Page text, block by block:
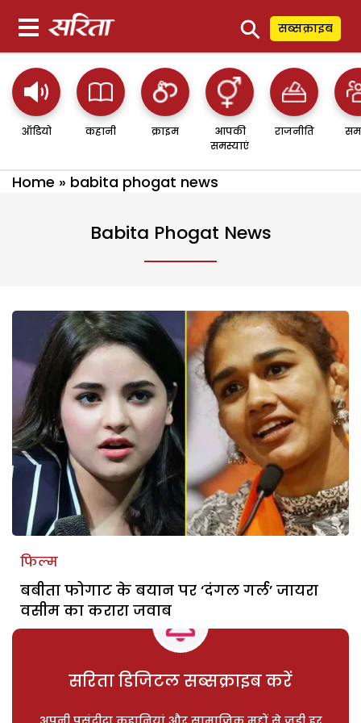
⚲ सब्सक्राइब
ऑडियो कहानी क्राइम
आपकी
समस्याएं
राजनीति
Home » babita phogat news
Babita Phogat News
फिल्म
बबीता फोगाट के बयान पर ‘दंगल गर्ल’ जायरा
वसीम का करारा जवाब
सरिता डिजिटल सब्सक्राइब करें